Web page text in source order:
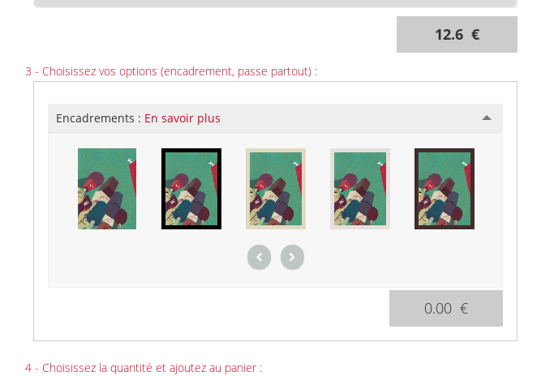
12.6 €
3 - Choisissez vos options (encadrement, passe partout) :
Encadrements : En savoir plus
0.00 €
4 - Choisissez la quantité et ajoutez au panier :